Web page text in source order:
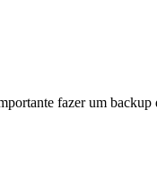
fazer um